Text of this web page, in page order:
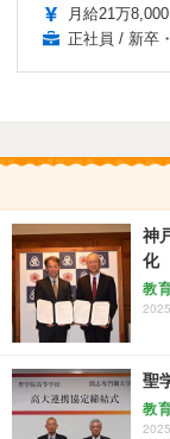
月給21万8,000
正社員 / 新卒
神
化
教
聖
教